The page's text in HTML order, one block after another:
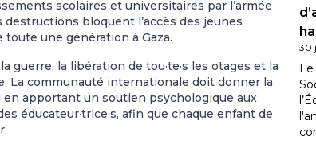
scolaires et universitaires par l’armée
bloquent l’accès des jeunes
toute une génération à Gaza.
guerre, la libération de tou·te·s les otages et la
La communauté internationale doit donner la
apportant un soutien psychologique aux
éducateur·trice·s, afin que chaque enfant de
30
Le